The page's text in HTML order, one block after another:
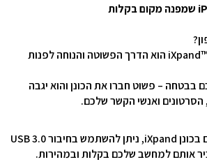
כונן ה־iXpand™ Flash Drive Go הוא הדרך הפשוטה והנוחה לפנות
בבטחה – פשוט חברו את הכונן והוא יגבה
ואנשי הקשר שלכם.
לאחר שהקבצים נשמרים בכונן iXpand, ניתן להשתמש בחיבור USB 3.0
אותם למחשב שלכם בקלות ובמהירות.